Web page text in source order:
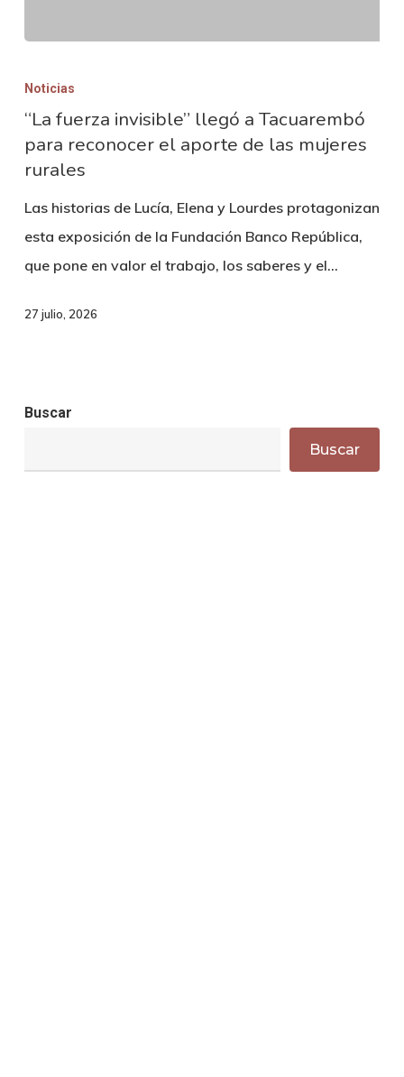
fuerza
invisible”
llegó
a
Tacuarembó
para
aporte
Noticias
“La fuerza invisible” llegó a Tacuarembó
para reconocer el aporte de las mujeres
rurales
Las historias de Lucía, Elena y Lourdes protagonizan
esta exposición de la Fundación Banco República,
que pone en valor el trabajo, los saberes y el…
27 julio, 2026
Buscar
Buscar